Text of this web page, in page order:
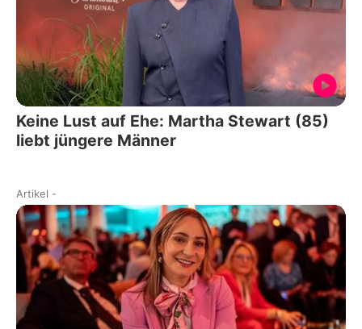
Keine Lust auf Ehe: Martha Stewart (85)
liebt jüngere Männer
Artikel -